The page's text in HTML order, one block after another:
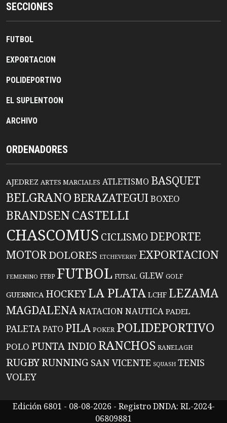
SECCIONES
FUTBOL
EXPORTACION
POLIDEPORTIVO
EL SUPLENTOON
ARCHIVO
ORDENADORES
AJEDREZ ARTES MARCIALES ATLETISMO BASQUET
BELGRANO BERAZATEGUIBOXEO
BRANDSENCASTELLI
CHASCOMUS CICLISMO DEPORTE
MOTORDOLORES ETCHEVERRY EXPORTACION
FEMENINO FFBP FUTBOL FUTSAL GLEW GOLF
GUERNICA HOCKEYLA PLATA LCHF LEZAMA
MAGDALENANATACIONNAUTICA PADEL
PALETAPATO PILA POKER POLIDEPORTIVO
POLO PUNTA INDIO RANCHOS RANELAGH
RUGBYRUNNING SAN VICENTE SQUASH TENIS
VOLEY
Edición 6801 - 08-08-2026 - Registro DNDA: RL-2024-
06809881